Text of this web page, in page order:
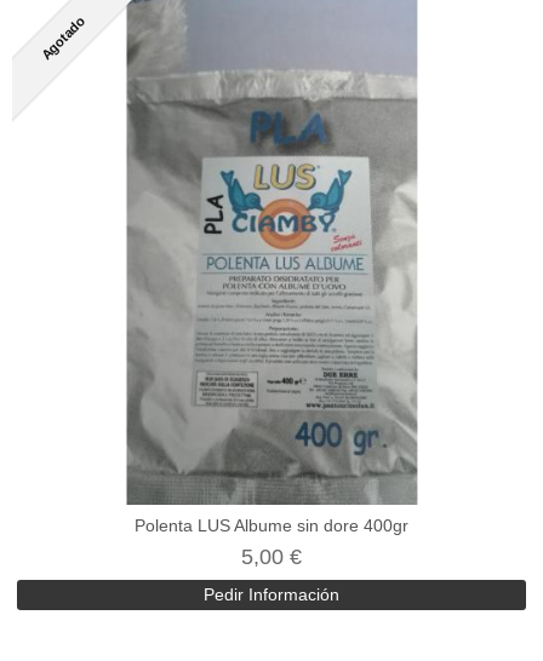
Agotado
Polenta LUS Albume sin dore 400gr
5,00 €
Pedir Información